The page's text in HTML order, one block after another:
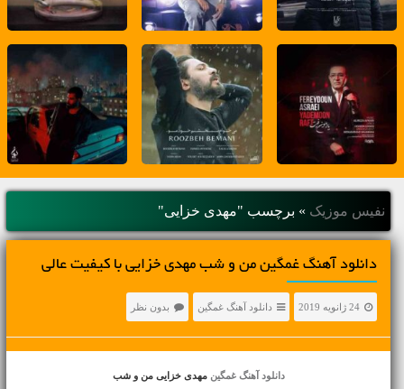
نفیس موزیک » برچسب "مهدی خزایی"
دانلود آهنگ غمگین من و شب مهدی خزایی با کیفیت عالی
24 ژانویه 2019 دانلود آهنگ غمگین بدون نظر
دانلود آهنگ غمگین مهدی خزایی من و شب